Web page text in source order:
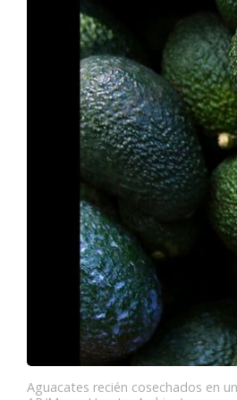
Aguacates recién cosechados en